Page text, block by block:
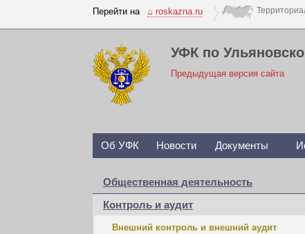
Перейти на ⌂ roskazna.ru
УФК по
Предыдущая версия сайта
Об УФК Новости Документы
Общественная деятельность
Контроль и аудит
Внешний контроль и внешний аудит